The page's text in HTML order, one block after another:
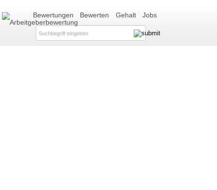
Bewertungen Bewerten Gehalt Jobs